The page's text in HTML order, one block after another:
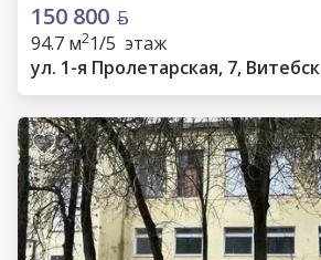
150 800
94.7 м21/5 этаж
ул. 1-я Пролетарская, 7, Витебск